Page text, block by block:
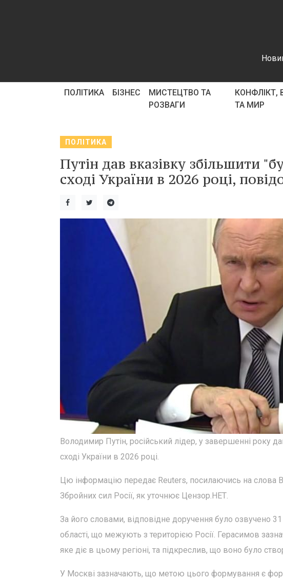
ПОЛІТИКА БІЗНЕС
МИСТЕЦТВО ТА
РОЗВАГИ
КОНФЛІКТ,
ТА МИР
ПОЛІТИКА
Путін дав вказівку збільшити
сході України в 2026 році,
Володимир Путін, російський лідер, у завершенні року
сході України в 2026 році.
Цю інформацію передає Reuters, посилаючись на слова
Збройних сил Росії, як уточнює Цензор.НЕТ.
За його словами, відповідне доручення було озвучено
області, що межують з територією Росії. Герасимов
яке діє в цьому регіоні, та підкреслив, що воно було
У Москві зазначають, що метою цього формування є